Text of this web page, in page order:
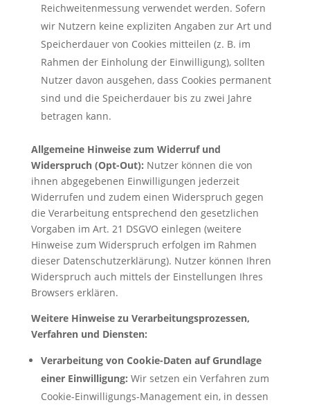
Reichweitenmessung verwendet werden. Sofern
wir Nutzern keine expliziten Angaben zur Art und
Speicherdauer von Cookies mitteilen (z. B. im
Rahmen der Einholung der Einwilligung), sollten
Nutzer davon ausgehen, dass Cookies permanent
sind und die Speicherdauer bis zu zwei Jahre
betragen kann.
Allgemeine Hinweise zum Widerruf und
Widerspruch (Opt-Out): Nutzer können die von
ihnen abgegebenen Einwilligungen jederzeit
Widerrufen und zudem einen Widerspruch gegen
die Verarbeitung entsprechend den gesetzlichen
Vorgaben im Art. 21 DSGVO einlegen (weitere
Hinweise zum Widerspruch erfolgen im Rahmen
dieser Datenschutzerklärung). Nutzer können Ihren
Widerspruch auch mittels der Einstellungen Ihres
Browsers erklären.
Weitere Hinweise zu Verarbeitungsprozessen,
Verfahren und Diensten:
Verarbeitung von Cookie-Daten auf Grundlage
einer Einwilligung: Wir setzen ein Verfahren zum
Cookie-Einwilligungs-Management ein, in dessen